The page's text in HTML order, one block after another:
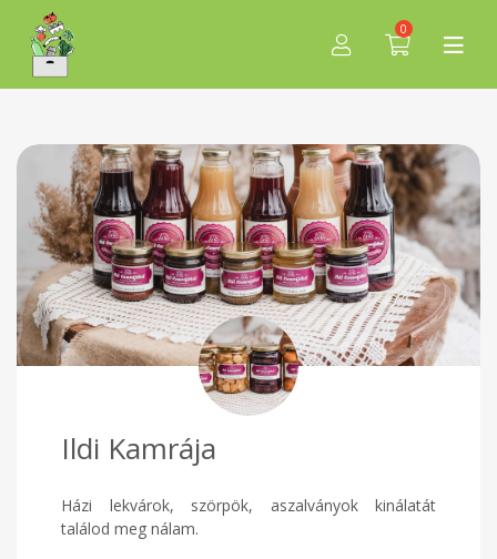
0
Ildi Kamrája
Házi lekvárok, szörpök, aszalványok kinálatát
találod meg nálam.